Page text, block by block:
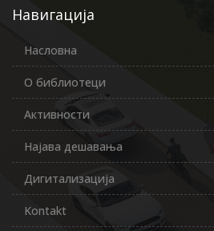
Навигација
Насловна
О библиотеци
Активности
Најава дешавања
Дигитализација
Kontakt